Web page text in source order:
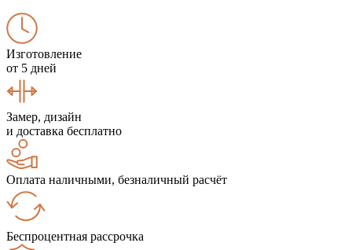
Изготовление
от 5 дней
Замер, дизайн
и доставка бесплатно
Оплата наличными, безналичный расчёт
Беспроцентная рассрочка